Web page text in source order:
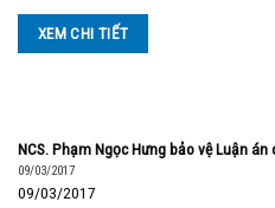
XEM CHI TIẾT
NCS. Phạm Ngọc Hưng bảo vệ Luận án
09/03/2017
09/03/2017